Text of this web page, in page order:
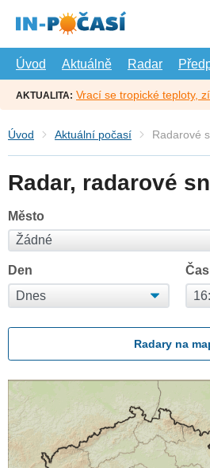
hlavní
Úvod
Aktuálně Radar
AKTUALITA: Vrací se tropické teploty,
Úvod Aktuální počasí Radarové
Radar, radarové
Město
Den Čas
Radary na